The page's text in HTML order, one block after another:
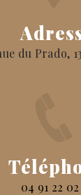
du Prado,
04 91 22